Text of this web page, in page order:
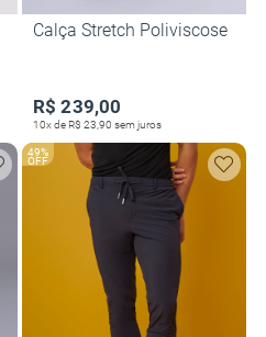
Calça Stretch Poliviscose
R$ 239,00
10x de R$ 23,90 sem juros
49%
OFF